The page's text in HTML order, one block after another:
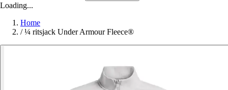
Loading...
Home
/ ¼ ritsjack Under Armour Fleece®